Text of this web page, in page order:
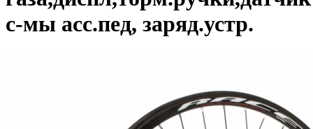
с-мы асс.пед, заряд.устр.